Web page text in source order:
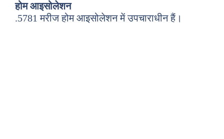
होम आइसोलेशन
.5781 मरीज होम आइसोलेशन में उपचाराधीन हैं।